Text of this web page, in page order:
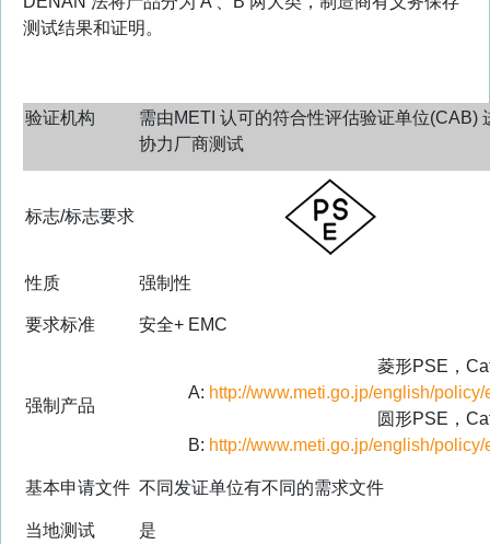
测试结果和证明。
验证机构
需由METI 认可的符合性评估验证单位(CAB)
协力厂商测试
标志/标志要求
性质 强制性
要求标准 安全+ EMC
强制产品
菱形PSE，
A: http://www.meti.go.jp/english/
圆形PSE，
B: http://www.meti.go.jp/english/
基本申请文件 不同发证单位有不同的需求文件
当地测试 是